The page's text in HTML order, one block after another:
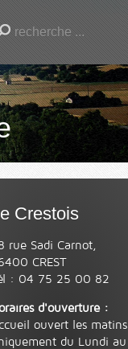
Crestois
rue Sadi Carnot,
CREST
: 04 75 25 00 82
d'ouverture :
ouvert les matins
du Lundi au